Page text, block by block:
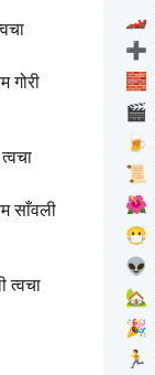
गोरी
साँवली
त्वचा
🏎️
➕
🧱
🎬
🍺
📜
🌺
😷
👽
🏡
🎉
🏃